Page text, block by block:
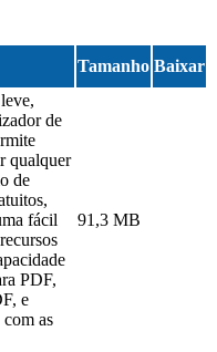
Tamanho Baixar
de
qualquer
de
fácil
PDF,
e
as
91,3 MB